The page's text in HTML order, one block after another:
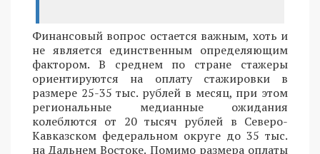
Финансовый вопрос остается важным, хоть и
не является единственным определяющим
фактором. В среднем по стране стажеры
ориентируются на оплату стажировки в
размере 25-35 тыс. рублей в месяц, при этом
региональные медианные ожидания
колеблются от 20 тысяч рублей в Северо-
Кавказском федеральном округе до 35 тыс.
на Дальнем Востоке. Помимо размера оплаты